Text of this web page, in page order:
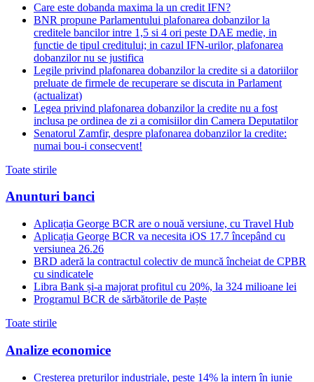
Care este dobanda maxima la un credit IFN?
BNR propune Parlamentului plafonarea dobanzilor la
creditele bancilor intre 1,5 si 4 ori peste DAE medie, in
functie de tipul creditului; in cazul IFN-urilor, plafonarea
dobanzilor nu se justifica
Legile privind plafonarea dobanzilor la credite si a datoriilor
preluate de firmele de recuperare se discuta in Parlament
(actualizat)
Legea privind plafonarea dobanzilor la credite nu a fost
inclusa pe ordinea de zi a comisiilor din Camera Deputatilor
Senatorul Zamfir, despre plafonarea dobanzilor la credite:
numai bou-i consecvent!
Toate stirile
Anunturi banci
Aplicația George BCR are o nouă versiune, cu Travel Hub
Aplicația George BCR va necesita iOS 17.7 începând cu
versiunea 26.26
BRD aderă la contractul colectiv de muncă încheiat de CPBR
cu sindicatele
Libra Bank și-a majorat profitul cu 20%, la 324 milioane lei
Programul BCR de sărbătorile de Paște
Toate stirile
Analize economice
Creșterea prețurilor industriale, peste 14% la intern în iunie